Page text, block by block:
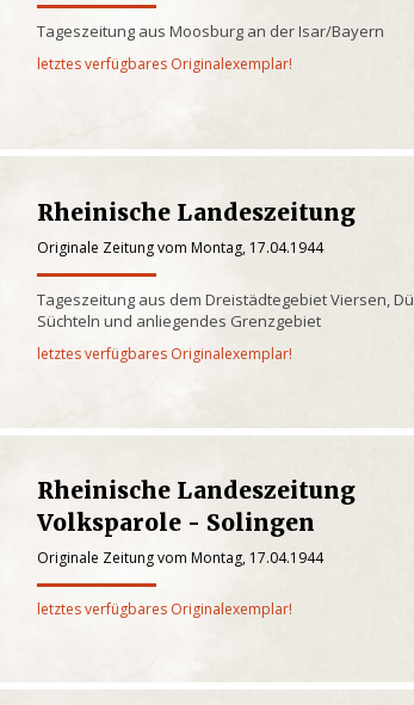
Tageszeitung aus Moosburg an der Isar/Bayern
letztes verfügbares Originalexemplar!
Rheinische Landeszeitung
Originale Zeitung vom Montag, 17.04.1944
Tageszeitung aus dem Dreistädtegebiet Viersen,
Süchteln und anliegendes Grenzgebiet
letztes verfügbares Originalexemplar!
Rheinische Landeszeitung
Volksparole - Solingen
Originale Zeitung vom Montag, 17.04.1944
letztes verfügbares Originalexemplar!